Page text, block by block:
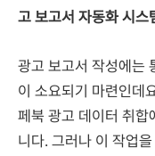
고 보고서 자동화 시스
광고 보고서 작성에는
이 소요되기 마련인데
페북 광고 데이터 취
니다. 그러나 이 작업